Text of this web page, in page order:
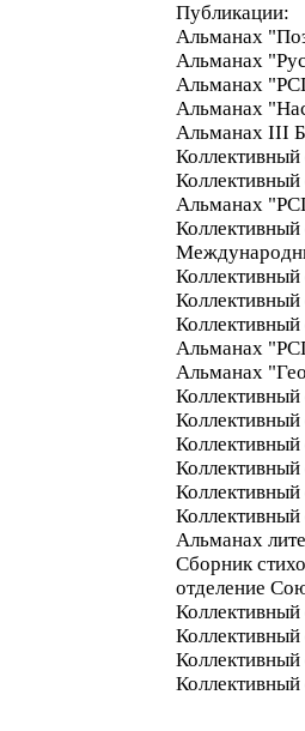
Публикации:
Альманах
Альманах
Альманах
Альманах
Альманах III
Альманах
Альманах
Альманах
Альманах
Сборник
отделение